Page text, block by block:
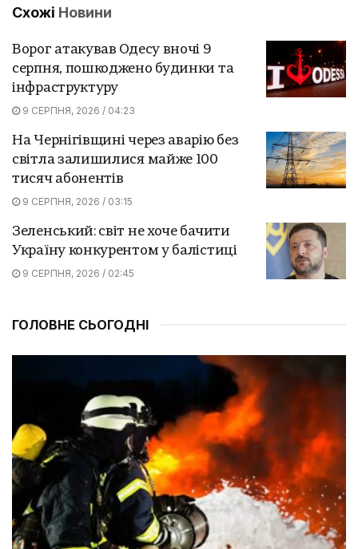
Схожі Новини
Ворог атакував Одесу вночі 9
серпня, пошкоджено будинки та
інфраструктуру
9 СЕРПНЯ, 2026 / 04:23
На Чернігівщині через аварію без
світла залишилися майже 100
тисяч абонентів
9 СЕРПНЯ, 2026 / 03:15
Зеленський: світ не хоче бачити
Україну конкурентом у балістиці
9 СЕРПНЯ, 2026 / 02:45
ГОЛОВНЕ СЬОГОДНІ